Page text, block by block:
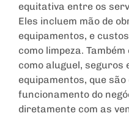
equitativa entre os
Eles incluem mão de
equipamentos, e
como limpeza.
como aluguel, seguros
equipamentos, que
funcionamento do
diretamente com as